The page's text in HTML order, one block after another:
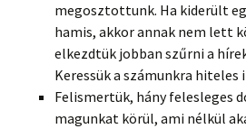
megosztottunk. Ha kiderült
hamis, akkor annak nem lett
elkezdtük jobban szűrni a
Keressük a számunkra
Felismertük, hány felesleges
magunkat körül, ami nélkül